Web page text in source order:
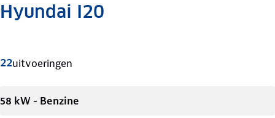
Hyundai I20
22uitvoeringen
58 kW - Benzine